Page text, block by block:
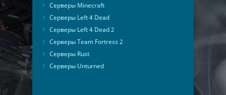
Серверы Minecraft
Серверы Left 4 Dead
Серверы Left 4 Dead 2
Серверы Team Fortress 2
Серверы Rust
Серверы Unturned